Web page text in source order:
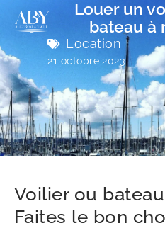
Louer un
bateau à
Location
21 octobre 2023
Voilier ou
Faites le bon